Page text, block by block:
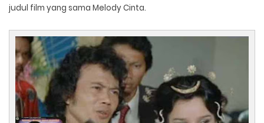
judul film yang sama Melody Cinta.